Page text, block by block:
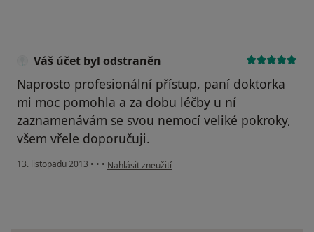
Váš účet byl odstraněn
Naprosto profesionální přístup, paní doktorka
mi moc pomohla a za dobu léčby u ní
zaznamenávám se svou nemocí veliké pokroky,
všem vřele doporučuji.
13. listopadu 2013 • • • podle názoru uživatele Váš účet byl odstraněn
Nahlásit zneužití